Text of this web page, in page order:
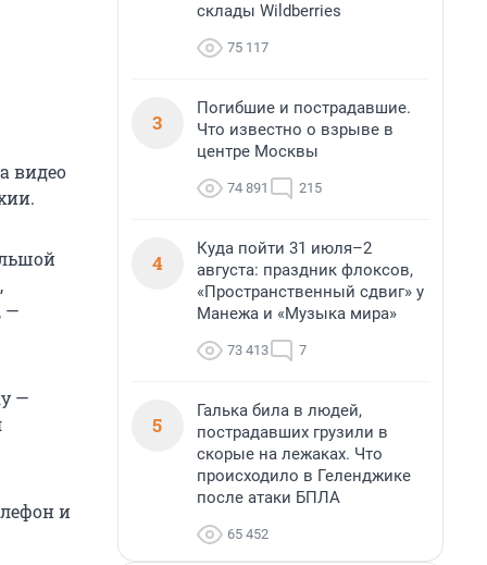
видео
—
—
и
склады Wildberries
75 117
3
Погибшие и пострадавшие.
Что известно о взрыве в
центре Москвы
74 891 215
4
Куда пойти 31 июля–2
августа: праздник флоксов,
«Пространственный сдвиг» у
Манежа и «Музыка мира»
73 413 7
5
Галька била в людей,
пострадавших грузили в
скорые на лежаках. Что
происходило в Геленджике
после атаки БПЛА
65 452